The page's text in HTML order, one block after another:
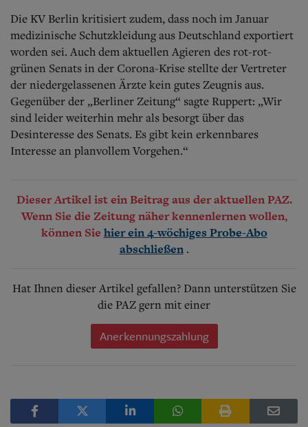
Die KV Berlin kritisiert zudem, dass noch im Januar
medizinische Schutzkleidung aus Deutschland exportiert
worden sei. Auch dem aktuellen Agieren des rot-rot-
grünen Senats in der Corona-Krise stellte der Vertreter
der niedergelassenen Ärzte kein gutes Zeugnis aus.
Gegenüber der „Berliner Zeitung“ sagte Ruppert: „Wir
sind leider weiterhin mehr als besorgt über das
Desinteresse des Senats. Es gibt kein erkennbares
Interesse an planvollem Vorgehen.“
Dieser Artikel ist ein Beitrag aus der aktuellen PAZ.
Wenn Sie die Zeitung näher kennenlernen wollen,
können Sie hier ein 4-wöchiges Probe-Abo
abschließen .
Hat Ihnen dieser Artikel gefallen? Dann unterstützen Sie
die PAZ gern mit einer
Anerkennungszahlung